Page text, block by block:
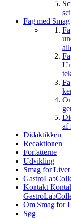
Fag med Smag
af
Didaktikken
Redaktionen
Forfatterne
Udvikling
Smag for Livet
Kontakt
Om Smag for
Søg